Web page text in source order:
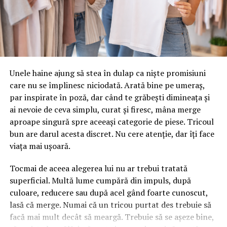
formații.
După un meci echilibrat și intens,
Olivian Surugiu,
Victoraș Popescu și Mugurel Vrabie
s-au impus cu2-
1, devenind Campioni ai International Padbol Cup
Floris Stănculea, Adrian Cătrună și Daniel Matincă
încheiat competiția pe locul secund, cucerind titlul
deVicecampioni Internaționali , după un parcurs
remarcabil și după eliminarea principalilor favoriți ai
competiției.
Floris Stănculea, desemnat MVP-ul competiției
Performanțele României au fost completate de o
distincție individuală de prestigiu.
Floris Stănculeaa fost desemnatMVP (Most Valuable
Player) al International Padbol Cup Sardinia 2026, în
Unele haine ajung să stea în dulap ca niște promisiuni
care nu se împlinesc niciodată. Arată bine pe umeraș,
par inspirate în poză, dar când te grăbești dimineața și
ai nevoie de ceva simplu, curat și firesc, mâna merge
aproape singură spre aceeași categorie de piese. Tricoul
bun are darul acesta discret. Nu cere atenție, dar îți face
viața mai ușoară.
Tocmai de aceea alegerea lui nu ar trebui tratată
superficial. Multă lume cumpără din impuls, după
culoare, reducere sau după acel gând foarte cunoscut,
lasă că merge. Numai că un tricou purtat des trebuie să
facă mai mult decât să meargă. Trebuie să se așeze bine,